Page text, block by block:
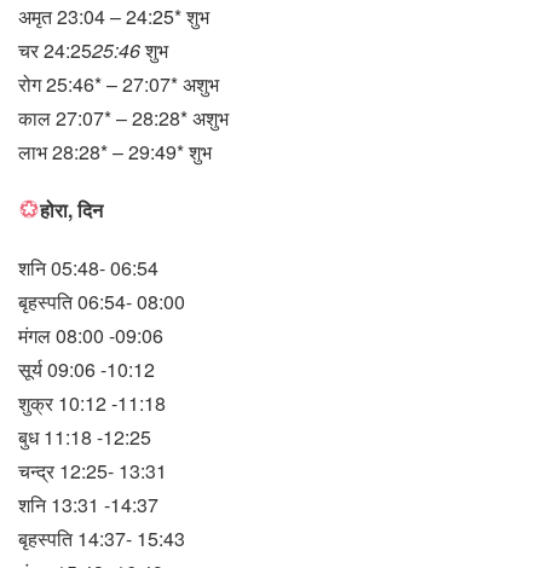
अमृत 23:04 – 24:25* शुभ
चर 24:2525:46शुभ
रोग 25:46* – 27:07* अशुभ
काल 27:07* – 28:28* अशुभ
लाभ 28:28* – 29:49* शुभ
होरा, दिन
शनि 05:48- 06:54
बृहस्पति 06:54- 08:00
मंगल 08:00 -09:06
सूर्य 09:06 -10:12
शुक्र 10:12 -11:18
बुध 11:18 -12:25
चन्द्र 12:25- 13:31
शनि 13:31 -14:37
बृहस्पति 14:37- 15:43